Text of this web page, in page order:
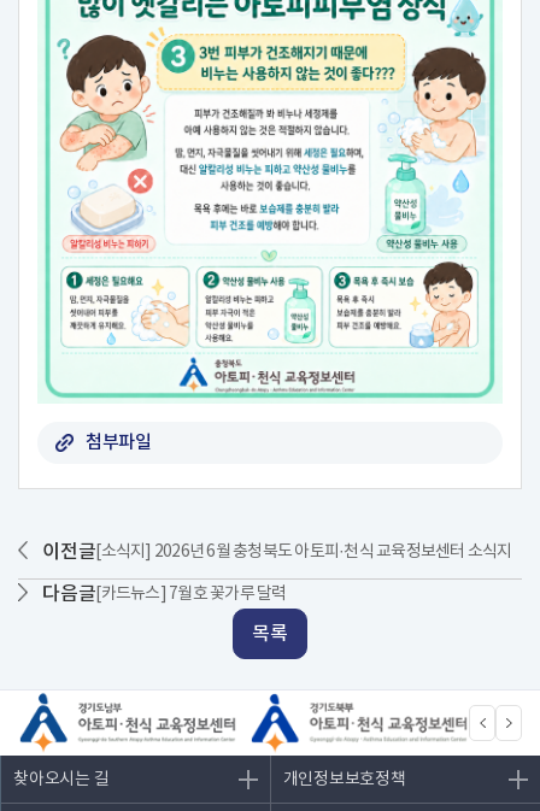
첨부파일
이전글[소식지] 2026년 6월 충청북도 아토피·천식 교육정보센터 소식지
목록
다음글[카드뉴스] 7월호 꽃가루 달력
찾아오시는 길 개인정보보호정책